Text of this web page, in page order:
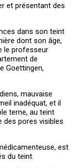
et présentant des
dans son teint
dont son âge,
le professeur
de
Goettingen,
mauvaise
inadéquat, et il
terne, au teint
des pores visibles
est
du teint.